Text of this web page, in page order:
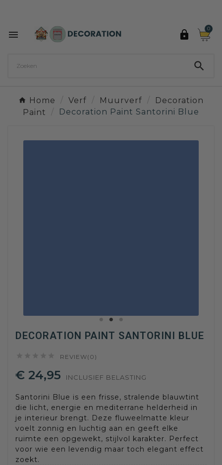
 
0

Home Verf Muurverf
Decoration
Paint
Decoration Paint Santorini Blue
DECORATION PAINT SANTORINI BLUE
REVIEW(0)
€ 24,95 INCLUSIEF BELASTING
Santorini Blue is een frisse, stralende blauwtint
die licht, energie en mediterrane helderheid in
je interieur brengt. Deze fluweelmatte kleur
voelt zonnig en luchtig aan en geeft elke
ruimte een opgewekt, stijlvol karakter. Perfect
voor wie een levendig maar toch elegant effect
zoekt.